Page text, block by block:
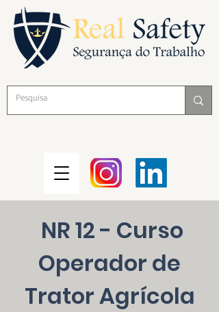
NR 12 - Curso
Operador de
Trator Agrícola